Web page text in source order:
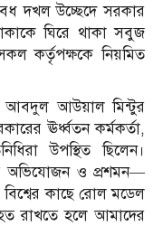
দখল উচ্ছেদে সরকার
ঘিরে থাকা সবুজ
কর্তৃপক্ষকে নিয়মিত
আবদুল আউয়াল মিন্টুর
ঊর্ধ্বতন কর্মকর্তা,
উপস্থিত ছিলেন।
অভিযোজন ও প্রশমন—
বিশ্বের কাছে রোল মডেল
রাখতে হলে আমাদের